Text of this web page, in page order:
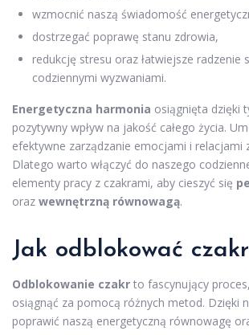
wzmocnić naszą świadomość
dostrzegać poprawę stanu zdrowia,
redukcję stresu oraz łatwiejsze radzenie
codziennymi wyzwaniami.
Energetyczna harmonia osiągnięta dzięki
pozytywny wpływ na jakość całego życia.
efektywne zarządzanie emocjami i relacjami
Dlatego warto włączyć do naszego
elementy pracy z czakrami, aby cieszyć się
oraz wewnętrzną równowagą.
Jak odblokować
Odblokowanie czakr to fascynujący
osiągnąć za pomocą różnych metod. Dzięki
poprawić naszą energetyczną równowagę